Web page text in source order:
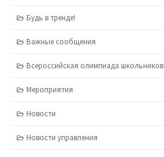
Будь в тренде!
Важные сообщения
Всероссийская олимпиада школьников
Мероприятия
Новости
Новости управления